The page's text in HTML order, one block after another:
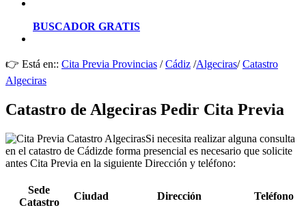
BUSCADOR GRATIS
👉 Está en:: Cita Previa Provincias /Cádiz /Algeciras/Catastro
Algeciras
Catastro de Algeciras Pedir Cita Previa
Si necesita realizar alguna consulta
en el catastro de Cádizde forma presencial es necesario que solicite
antes Cita Previa en la siguiente Dirección y teléfono:
Sede
Catastro
Ciudad Dirección
Teléfono